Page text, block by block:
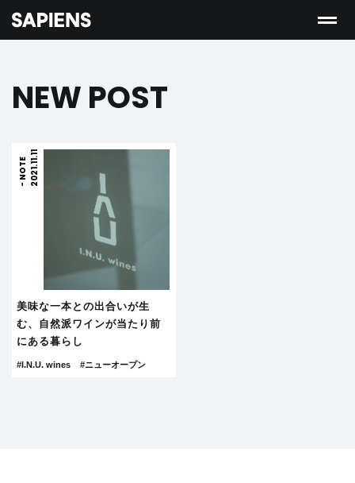
NEW POST
2021.11.11
-
NOTE
美味な一本との出合いが生
む、自然派ワインが当たり前
にある暮らし
#I.N.U. wines #ニューオープン